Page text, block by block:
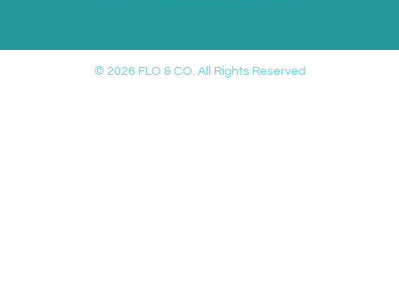
© 2026 FLO & CO. All Rights Reserved